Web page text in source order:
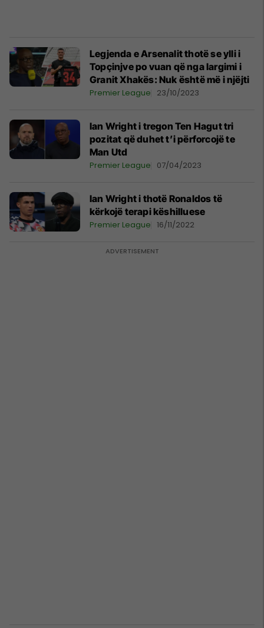
Legjenda e Arsenalit thotë se ylli i
Topçinjve po vuan që nga largimi i
Granit Xhakës: Nuk është më i njëjti
Premier League 23/10/2023
Ian Wright i tregon Ten Hagut tri
pozitat që duhet t’i përforcojë te
Man Utd
Premier League 07/04/2023
Ian Wright i thotë Ronaldos të
kërkojë terapi këshilluese
Premier League 16/11/2022